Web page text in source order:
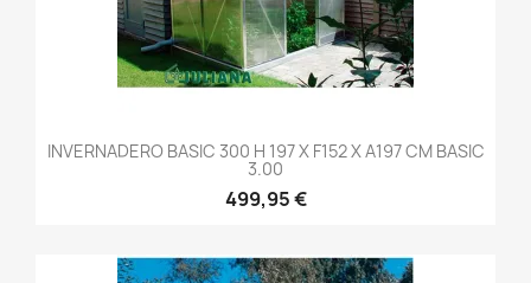
INVERNADERO BASIC 300 H 197 X F152 X A197 CM BASIC
3.00
499,95 €